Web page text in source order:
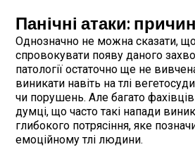
Панічні атаки:
Однозначно не можна сказати,
спровокувати появу даного
патології остаточно ще не
виникати навіть на тлі
чи порушень. Але багато
думці, що часто такі напади
глибокого потрясіння, яке
емоційному тлі людини.